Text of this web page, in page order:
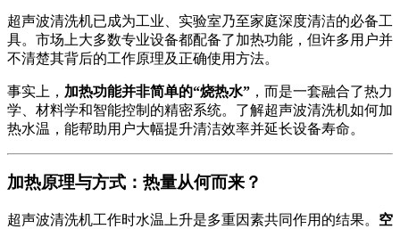
超声波清洗机已成为工业、实验室乃至家庭深度清洁的必备工
具。市场上大多数专业设备都配备了加热功能，但许多用户并
不清楚其背后的工作原理及正确使用方法。
事实上， 加热功能并非简单的“烧热水” ，而是一套融合了热力
学、材料学和智能控制的精密系统。了解超声波清洗机如何加
热水温，能帮助用户大幅提升清洁效率并延长设备寿命。
加热原理与方式：热量从何而来？
超声波清洗机工作时水温上升是多重因素共同作用的结果。 空